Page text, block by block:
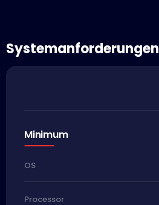
Systemanforderungen
Minimum
OS
Processor